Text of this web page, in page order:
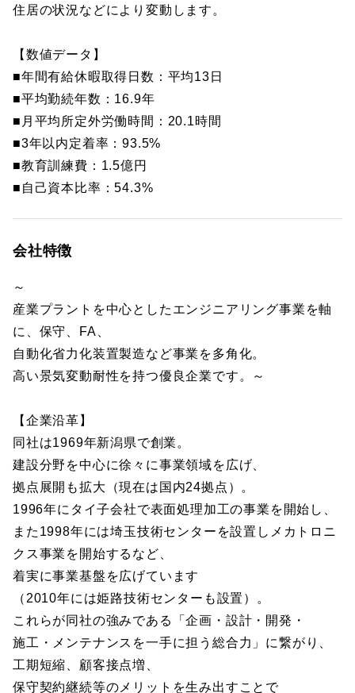
住居の状況などにより変動します。
【数値データ】
■年間有給休暇取得日数：平均13日
■平均勤続年数：16.9年
■月平均所定外労働時間：20.1時間
■3年以内定着率：93.5%
■教育訓練費：1.5億円
■自己資本比率：54.3%
会社特徴
～
産業プラントを中心としたエンジニアリング事業を軸
に、保守、FA、
自動化省力化装置製造など事業を多角化。
高い景気変動耐性を持つ優良企業です。～
【企業沿革】
同社は1969年新潟県で創業。
建設分野を中心に徐々に事業領域を広げ、
拠点展開も拡大（現在は国内24拠点）。
1996年にタイ子会社で表面処理加工の事業を開始し、
また1998年には埼玉技術センターを設置しメカトロニ
クス事業を開始するなど、
着実に事業基盤を広げています
（2010年には姫路技術センターも設置）。
これらが同社の強みである「企画・設計・開発・
施工・メンテナンスを一手に担う総合力」に繋がり、
工期短縮、顧客接点増、
保守契約継続等のメリットを生み出すことで